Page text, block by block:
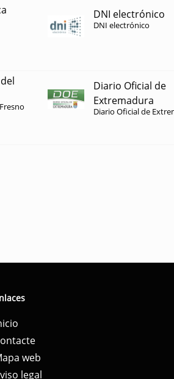
DNI electrónico
DNI electrónico
Diario Oficial de
Extremadura
Diario Oficial de
web
legal